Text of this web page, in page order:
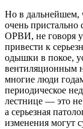
Но в дальнейшем,
очень пристально
ОРВИ, не говоря
привести к
одышки в покое,
вентиляционным
многие люди
периодическое
лестнице — это не
а серьезная
изменения могут